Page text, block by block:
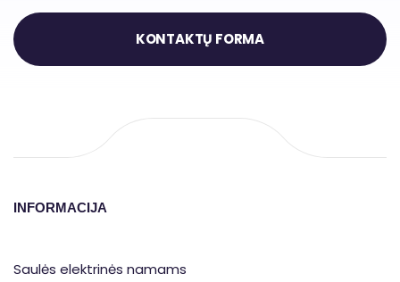
KONTAKTŲ FORMA
INFORMACIJA
Saulės elektrinės namams